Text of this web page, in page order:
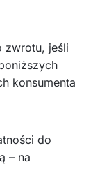
zwrotu, jeśli
konsumenta
do
– na